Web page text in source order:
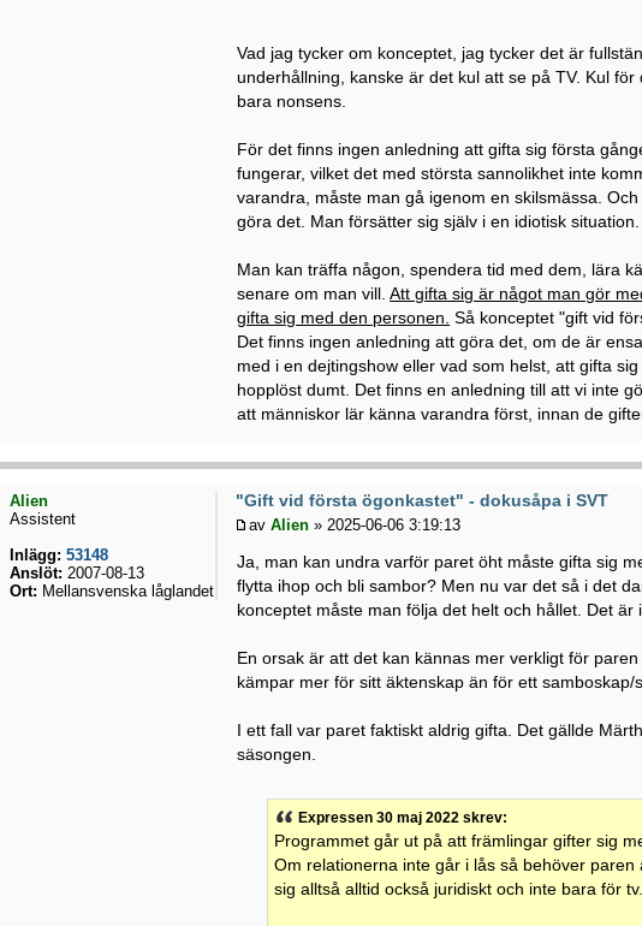
Vad jag tycker om konceptet, jag tycker det är
underhållning, kanske är det kul att se på TV. Kul
bara nonsens.
För det finns ingen anledning att gifta sig första
fungerar, vilket det med största sannolikhet inte
varandra, måste man gå igenom en skilsmässa.
göra det. Man försätter sig själv i en idiotisk situation.
Man kan träffa någon, spendera tid med dem, lära
senare om man vill.Att gifta sig är något man gör
gifta sig med den personen. Så konceptet "gift vid
Det finns ingen anledning att göra det, om de är
med i en dejtingshow eller vad som helst, att gifta
hopplöst dumt. Det finns en anledning till att vi inte
att människor lär känna varandra först, innan de
"Gift vid första ögonkastet" - dokusåpa i SVT
avAlien » 2025-06-06 3:19:13
Ja, man kan undra varför paret öht måste gifta sig
flytta ihop och bli sambor? Men nu var det så i det
konceptet måste man följa det helt och hållet. Det är
En orsak är att det kan kännas mer verkligt för
kämpar mer för sitt äktenskap än för ett samboskap/
I ett fall var paret faktiskt aldrig gifta. Det gällde
säsongen.
Expressen 30 maj 2022 skrev:
Programmet går ut på att främlingar gifter sig
Om relationerna inte går i lås så behöver
sig alltså alltid också juridiskt och inte bara för tv.
Alien
Assistent
Inlägg: 53148
Anslöt: 2007-08-13
Ort: Mellansvenska låglandet